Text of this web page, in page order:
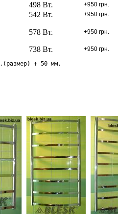
498 Вт. +950 грн.
542 Вт. +950 грн.
578 Вт. +950 грн.
738 Вт. +950 грн.
+ 50 мм.